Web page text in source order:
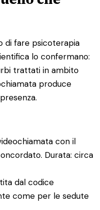
di fare psicoterapia
lo confermano:
trattati in ambito
produce
con il
Durata: circa
dal codice
come per le sedute